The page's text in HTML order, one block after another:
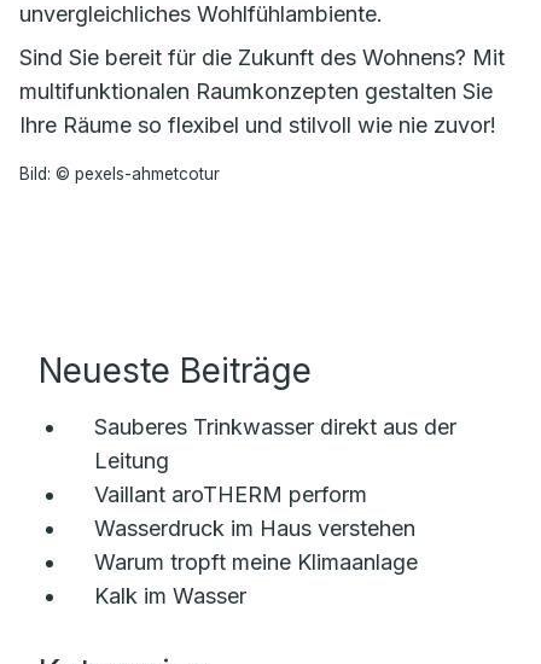
unvergleichliches Wohlfühlambiente.
Sind Sie bereit für die Zukunft des Wohnens? Mit
multifunktionalen Raumkonzepten gestalten Sie
Ihre Räume so flexibel und stilvoll wie nie zuvor!
Bild: © pexels-ahmetcotur
Neueste Beiträge
Sauberes Trinkwasser direkt aus der
Leitung
Vaillant aroTHERM perform
Wasserdruck im Haus verstehen
Warum tropft meine Klimaanlage
Kalk im Wasser